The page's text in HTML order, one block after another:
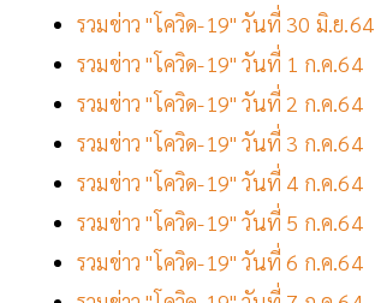
รวมข่าว "โควิด-19" วันที่ 30 มิ.ย.64
รวมข่าว "โควิด-19" วันที่ 1 ก.ค.64
รวมข่าว "โควิด-19" วันที่ 2 ก.ค.64
รวมข่าว "โควิด-19" วันที่ 3 ก.ค.64
รวมข่าว "โควิด-19" วันที่ 4 ก.ค.64
รวมข่าว "โควิด-19" วันที่ 5 ก.ค.64
รวมข่าว "โควิด-19" วันที่ 6 ก.ค.64